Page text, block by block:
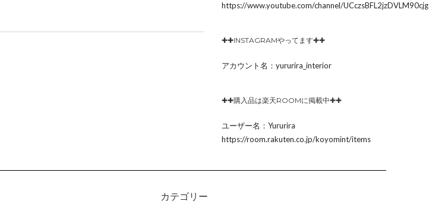
https://www.youtube.com/channel/
✚✚INSTAGRAMやってます✚✚
アカウント名：yururira_interior
✚✚購入品は楽天ROOMに掲載中✚✚
ユーザー名：Yururira
https://room.rakuten.co.jp/koyomint/items
カテゴリー